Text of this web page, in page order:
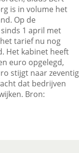
is in volume het
Op de
1 april met
tarief nu nog
Het kabinet heeft
euro opgelegd,
stijgt naar zeventig
dat bedrijven
Bron: